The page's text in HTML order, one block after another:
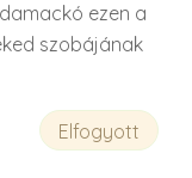
ezen a
szobájának
Elfogyott